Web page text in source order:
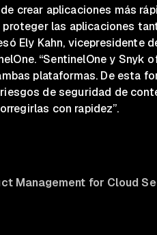
crear aplicaciones más
las aplicaciones
Ely Kahn, vicepresidente
“SentinelOne y Snyk
plataformas. De esta
de seguridad de
con rapidez”.
Management for Cloud